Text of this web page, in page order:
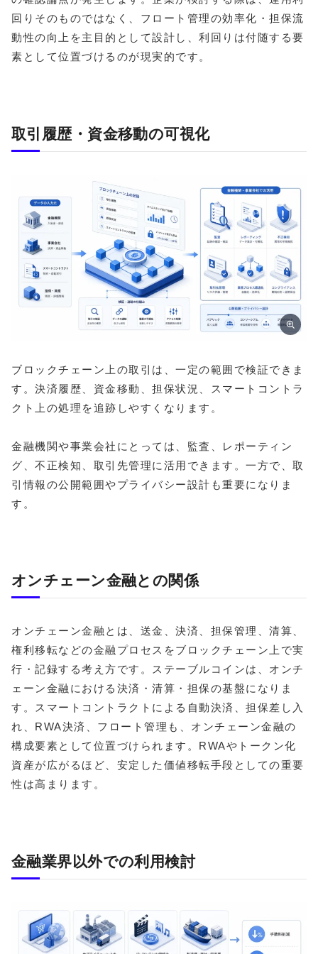
回りそのものではなく、フロート管理の効率化・担保流
動性の向上を主目的として設計し、利回りは付随する要
素として位置づけるのが現実的です。
取引履歴・資金移動の可視化
ブロックチェーン上の取引は、一定の範囲で検証できま
す。決済履歴、資金移動、担保状況、スマートコントラ
クト上の処理を追跡しやすくなります。
金融機関や事業会社にとっては、監査、レポーティン
グ、不正検知、取引先管理に活用できます。一方で、取
引情報の公開範囲やプライバシー設計も重要になりま
す。
オンチェーン金融との関係
オンチェーン金融とは、送金、決済、担保管理、清算、
権利移転などの金融プロセスをブロックチェーン上で実
行・記録する考え方です。ステーブルコインは、オンチ
ェーン金融における決済・清算・担保の基盤になりま
す。スマートコントラクトによる自動決済、担保差し入
れ、RWA決済、フロート管理も、オンチェーン金融の
構成要素として位置づけられます。RWAやトークン化
資産が広がるほど、安定した価値移転手段としての重要
性は高まります。
金融業界以外での利用検討